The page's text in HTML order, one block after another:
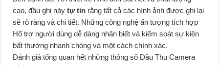
cao, đầu ghi này tự tin rằng tất cả các hình ảnh được ghi lại
sẽ rõ ràng và chi tiết. Những công nghệ ấn tượng tích hợp
Hổ trợ người dùng dễ dàng nhận biết và kiểm soát sự kiện
bất thường nhanh chóng và một cách chính xác.
Đánh giá tổng quan hết những thông số Đầu Thu Camera